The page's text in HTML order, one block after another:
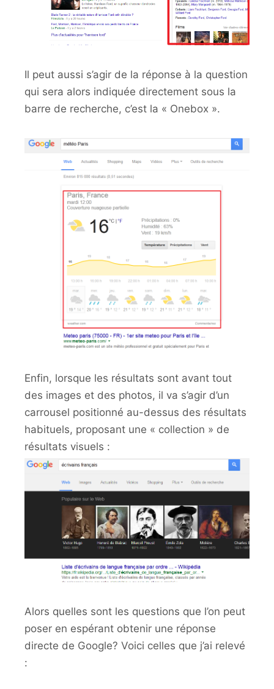
Il peut aussi s’agir de la réponse à la question
qui sera alors indiquée directement sous la
barre de recherche, c’est la « Onebox ».
Enfin, lorsque les résultats sont avant tout
des images et des photos, il va s’agir d’un
carrousel positionné au-dessus des résultats
habituels, proposant une « collection » de
résultats visuels :
Alors quelles sont les questions que l’on peut
poser en espérant obtenir une réponse
directe de Google? Voici celles que j’ai relevé
: